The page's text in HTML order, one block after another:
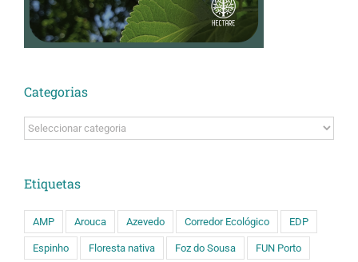
Categorias
Categorias
Etiquetas
AMP Arouca Azevedo Corredor Ecológico EDP
Espinho Floresta nativa Foz do Sousa FUN Porto